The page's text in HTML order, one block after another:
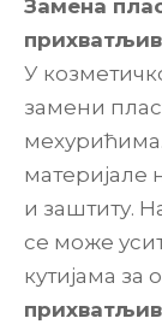
Замена
У
замени
материјале
и заштиту.
се може
кутијама за